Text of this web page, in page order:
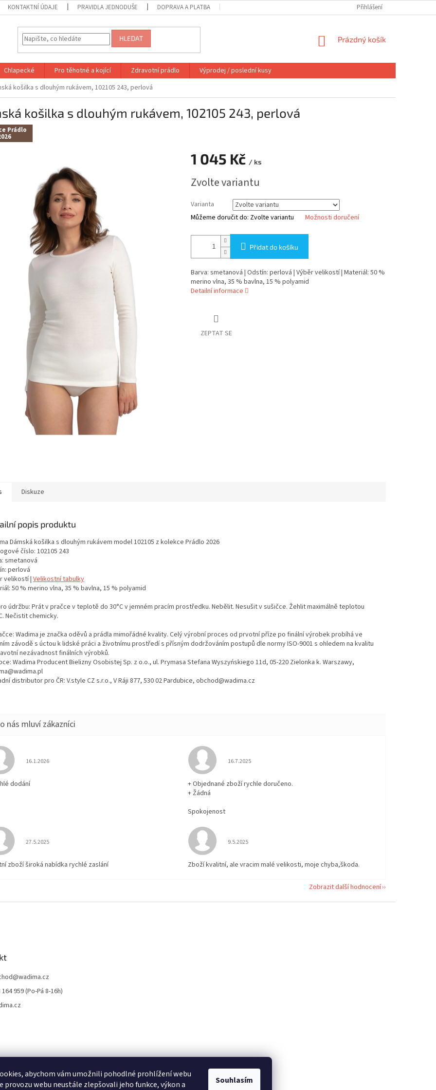
abychom vám umožnili pohodlné prohlížení webu
provozu webu neustále zlepšovali jeho funkce, výkon a
Souhlasím
KONTAKTNÍ ÚDAJE PRAVIDLA JEDNODUŠE DOPRAVA A PLATBA VÝMĚNA NEBO VRÁCENÍ
Přihlášení
HLEDAT
NÁKUPNÍ
Prázdný košík
Chlapecké Pro těhotné a kojící Zdravotní prádlo
Výprodej / poslední kusy
košilka s dlouhým rukávem, 102105 243, perlová
košilka s dlouhým rukávem, 102105 243, perlová
Prádlo
1 045 Kč / ks
cena:
Zvolte variantu
Varianta
Můžeme doručit do: Zvolte variantu Možnosti doručení
Přidat do košíku
Barva: smetanová | Odstín: perlová | Výběr velikostí | Materiál: 50 %
merino vlna, 35 % bavlna, 15 % polyamid
Detailní informace
ZEPTAT SE
Diskuze
popis produktu
Dámská košilka s dlouhým rukávem model 102105 z kolekce Prádlo 2026
číslo: 102105 243
smetanová
perlová
velikostí |Velikostní tabulky
50 % merino vlna, 35 % bavlna, 15 % polyamid
údržbu: Prát v pračce v teplotě do 30°C v jemném pracím prostředku. Nebělit. Nesušit v sušičce. Žehlit maximálně teplotou
Nečistit chemicky.
Wadima je značka oděvů a prádla mimořádné kvality. Celý výrobní proces od prvotní příze po finální výrobek probíhá ve
závodě s úctou k lidské práci a životnímu prostředí s přísným dodržováním postupů dle normy ISO-9001 s ohledem na kvalitu
nezávadnost finálních výrobků.
Wadima Producent Bielizny Osobistej Sp. z o.o., ul. Prymasa Stefana Wyszyńskiego 11d, 05-220 Zielonka k. Warszawy,
distributor pro ČR: V.style CZ s.r.o., V Ráji 877, 530 02 Pardubice, obchod@wadima.cz
Hodnocení obchodu je 5 z 5 hvězdiček.
16.1.2026
dodání
Hodnocení obchodu je 5 z 5 hvězdiček.
16.7.2025
+ Objednané zboží rychle doručeno.
+ Žádná
Spokojenost
Hodnocení obchodu je 5 z 5 hvězdiček.
27.5.2025
zboží široká nabídka rychlé zaslání
Hodnocení obchodu je 5 z 5 hvězdiček.
9.5.2025
Zboží kvalitní, ale vracim malé velikosti, moje chyba,škoda.
Zobrazit další hodnocení
@wadima.cz
164 959 (Po-Pá 8-16h)